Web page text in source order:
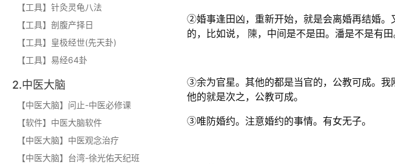
【工具】针灸灵龟八法
【工具】剖腹产择日
【工具】皇极经世(先天卦)
【工具】易经64卦
2.中医大脑
【中医大脑】问止-中医必修课
【软件】中医大脑软件
【中医大脑】中医观念治疗
【中医大脑】台湾-徐光佑天纪班
②婚事逢田凶，重新开始，就是会离婚再结婚。
的，比如说，
陳，中间是不是田。潘是不是有
③余为官星。其他的都是当官的，公教可成。我
他的就是次之，公教可成。
③唯防婚约。注意婚约的事情。有女无子。